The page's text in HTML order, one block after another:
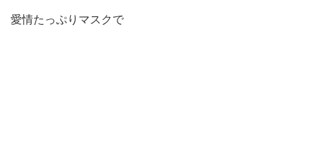
愛情たっぷりマスクで